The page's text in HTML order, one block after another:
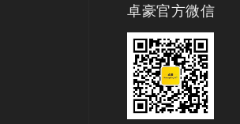
卓豪官方微信